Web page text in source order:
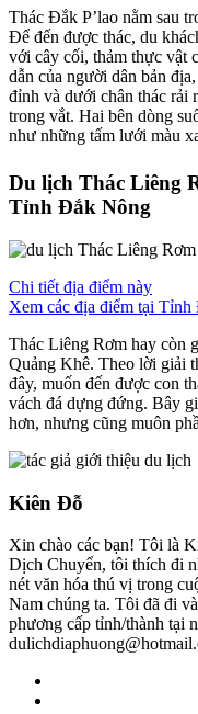
Thác Đắk P’lao nằm sau
Để đến được thác, du
với cây cối, thảm thực vật
dẫn của người dân bản
đỉnh và dưới chân thác rải
trong vắt. Hai bên dòng
như những tấm lưới màu
Du lịch Thác Liêng
Tỉnh Đắk Nông
Chi tiết địa điểm này
Xem các địa điểm tại
Thác Liêng Rơm hay còn
Quảng Khê. Theo lời giải
đây, muốn đến được con
vách đá dựng đứng. Bây
hơn, nhưng cũng muôn
Kiên Đỗ
Xin chào các bạn! Tôi là
Dịch Chuyển, tôi thích đi
nét văn hóa thú vị trong
Nam chúng ta. Tôi đã đi
phương cấp tỉnh/thành tại